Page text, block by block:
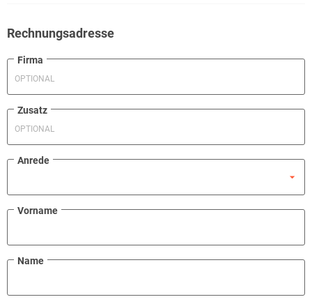
Rechnungsadresse
Firma
Zusatz
Anrede
Vorname
Name